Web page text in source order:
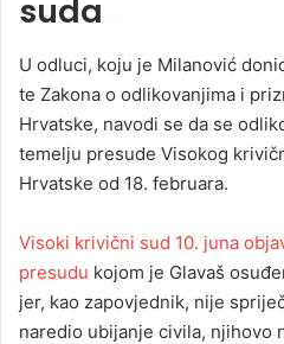
suda
U odluci, koju je Milanović
te Zakona o odlikovanjima i
Hrvatske, navodi se da se
temelju presude Visokog
Hrvatske od 18. februara.
Visoki krivični sud 10. juna
presudu kojom je Glavaš
jer, kao zapovjednik, nije
naredio ubijanje civila, njihovo